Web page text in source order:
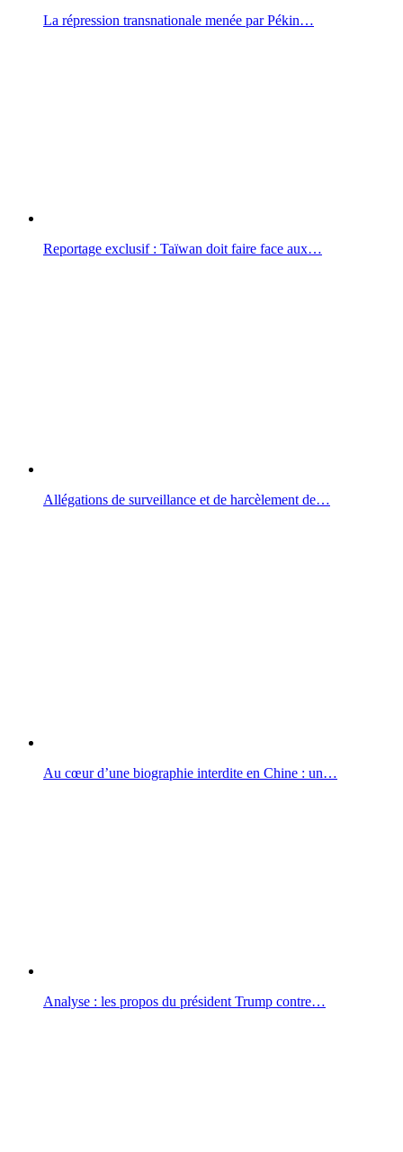
La répression transnationale menée par Pékin…
Reportage exclusif : Taïwan doit faire face aux…
Allégations de surveillance et de harcèlement de…
Au cœur d’une biographie interdite en Chine : un…
Analyse : les propos du président Trump contre…